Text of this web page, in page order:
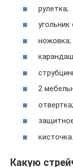
рулетка;
угольник
ножовка;
2
отвертка;
кисточка.
Какую